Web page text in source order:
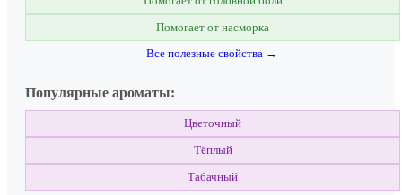
Помогает от насморка
Все полезные свойства →
Популярные ароматы:
Цветочный
Тёплый
Табачный